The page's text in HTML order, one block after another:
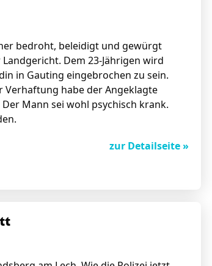
bedroht, beleidigt und gewürgt
Dem 23-Jährigen wird
in Gauting eingebrochen zu sein.
Verhaftung habe der Angeklagte
Mann sei wohl psychisch krank.
zur Detailseite »